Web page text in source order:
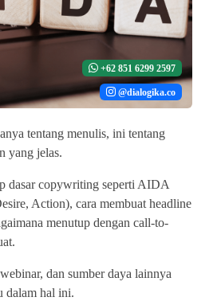
+62 851 6299 2597
@dialogika.co
tentang menulis, ini tentang
yang jelas.
dasar copywriting seperti AIDA
Action), cara membuat headline
menutup dengan call-to-
dan sumber daya lainnya
dalam hal ini.